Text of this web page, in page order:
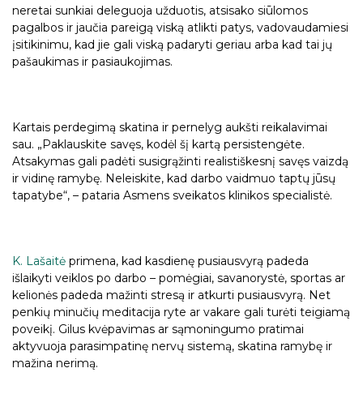
neretai sunkiai deleguoja užduotis, atsisako siūlomos
pagalbos ir jaučia pareigą viską atlikti patys, vadovaudamiesi
įsitikinimu, kad jie gali viską padaryti geriau arba kad tai jų
pašaukimas ir pasiaukojimas.
Kartais perdegimą skatina ir pernelyg aukšti reikalavimai
sau. „Paklauskite savęs, kodėl šį kartą persistengėte.
Atsakymas gali padėti susigrąžinti realistiškesnį savęs vaizdą
ir vidinę ramybę. Neleiskite, kad darbo vaidmuo taptų jūsų
tapatybe“, – pataria Asmens sveikatos klinikos specialistė.
K. Lašaitė primena, kad kasdienę pusiausvyrą padeda
išlaikyti veiklos po darbo – pomėgiai, savanorystė, sportas ar
kelionės padeda mažinti stresą ir atkurti pusiausvyrą. Net
penkių minučių meditacija ryte ar vakare gali turėti teigiamą
poveikį. Gilus kvėpavimas ar sąmoningumo pratimai
aktyvuoja parasimpatinę nervų sistemą, skatina ramybę ir
mažina nerimą.